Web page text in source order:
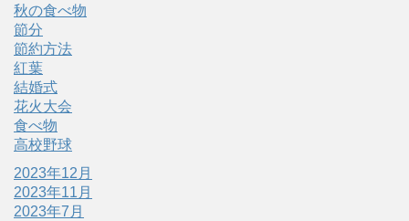
秋の食べ物
節分
節約方法
紅葉
結婚式
花火大会
食べ物
高校野球
2023年12月
2023年11月
2023年7月